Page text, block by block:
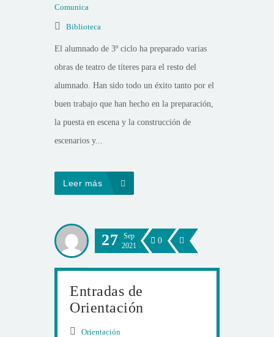
Comunica
Biblioteca
El alumnado de 3º ciclo ha preparado varias
obras de teatro de títeres para el resto del
alumnado. Han sido todo un éxito tanto por el
buen trabajo que han hecho en la preparación,
la puesta en escena y la construcción de
escenarios y...
Leer más
27
Sep
2021
0
Entradas de
Orientación
Orientación